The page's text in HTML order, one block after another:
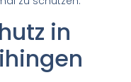
in